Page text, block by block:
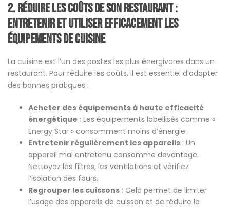
2. réduire les coûts de son restaurant :
Entretenir et utiliser efficacement les
équipements de cuisine
La cuisine est l’un des postes les plus énergivores dans un
restaurant. Pour réduire les coûts, il est essentiel d’adopter
des bonnes pratiques :
Acheter des équipements à haute efficacité
énergétique : Les équipements labellisés comme «
Energy Star » consomment moins d’énergie.
Entretenir régulièrement les appareils : Un
appareil mal entretenu consomme davantage.
Nettoyez les filtres, les ventilations et vérifiez
l’isolation des fours.
Regrouper les cuissons : Cela permet de limiter
l’usage des appareils de cuisson et de réduire la